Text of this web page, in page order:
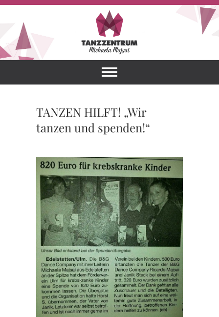
Skip
content
Tanzzentrum
Michaela
Majsai
HERZLICH
WILLKOMMEN IN
DEINER TANZSCHULE!
TANZEN HILFT! „Wir
tanzen und spenden!“